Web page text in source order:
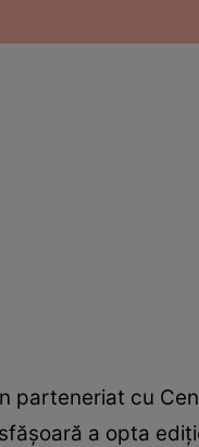
parteneriat cu
a opta